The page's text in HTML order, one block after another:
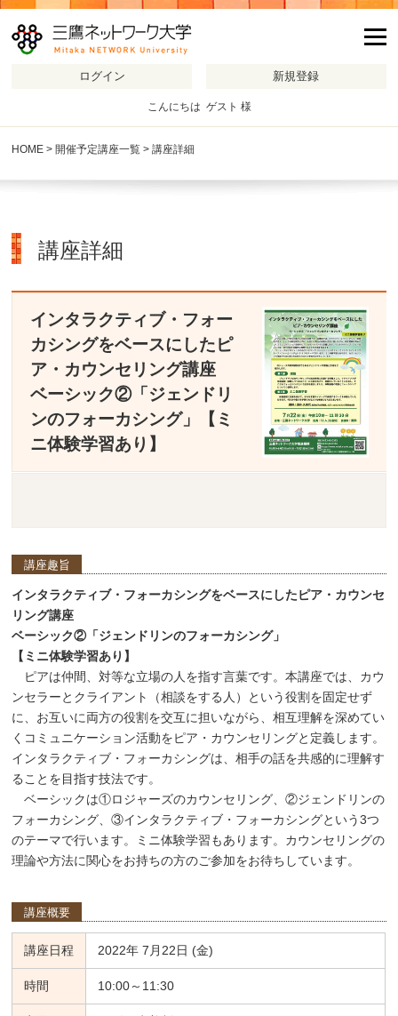
こんにちは ゲスト 様
HOME > 開催予定講座一覧 > 講座詳細
講座詳細
インタラクティブ・フォー
カシングをベースにしたピ
ア・カウンセリング講座
ベーシック②「ジェンドリ
ンのフォーカシング」【ミ
ニ体験学習あり】
講座趣旨
インタラクティブ・フォーカシングをベースにしたピア・カウンセ
リング講座
ベーシック②「ジェンドリンのフォーカシング」
【ミニ体験学習あり】
ピアは仲間、対等な立場の人を指す言葉です。本講座では、カウ
ンセラーとクライアント（相談をする人）という役割を固定せず
に、お互いに両方の役割を交互に担いながら、相互理解を深めてい
くコミュニケーション活動をピア・カウンセリングと定義します。
インタラクティブ・フォーカシングは、相手の話を共感的に理解す
ることを目指す技法です。
ベーシックは①ロジャーズのカウンセリング、②ジェンドリンの
フォーカシング、③インタラクティブ・フォーカシングという3つ
のテーマで行います。ミニ体験学習もあります。カウンセリングの
理論や方法に関心をお持ちの方のご参加をお待ちしています。
講座概要
講座日程 2022年 7月22日 (金)
時間 10:00～11:30